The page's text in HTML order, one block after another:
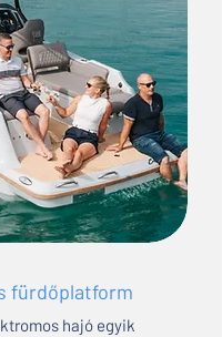
fürdőplatform
hajó egyik